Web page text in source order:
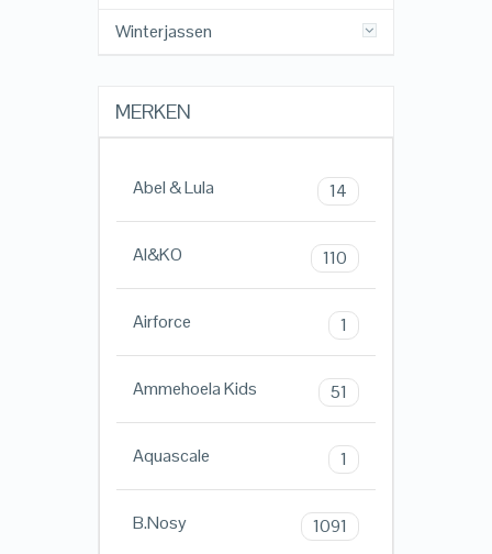
Winterjassen
MERKEN
Abel & Lula 14
AI&KO 110
Airforce 1
Ammehoela Kids 51
Aquascale 1
B.Nosy 1091